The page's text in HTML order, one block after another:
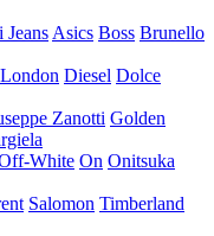
Jeans Asics Boss Brunello
Diesel Dolce
Zanotti Golden
White On Onitsuka
Salomon Timberland